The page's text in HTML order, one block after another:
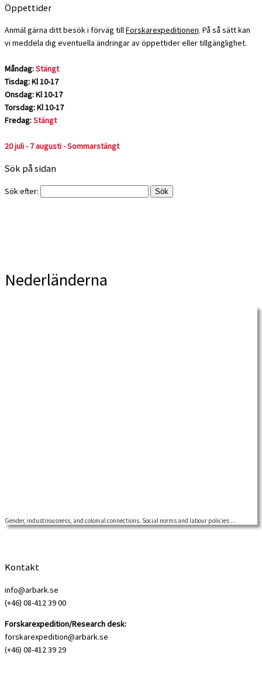
Öppettider
Anmäl gärna ditt besök i förväg tillForskarexpeditionen. På så sätt kan
vi meddela dig eventuella ändringar av öppettider eller tillgänglighet.
Måndag:Stängt
Tisdag: Kl 10-17
Onsdag: Kl 10-17
Torsdag: Kl 10-17
Fredag:Stängt
20 juli - 7 augusti - Sommarstängt
Sök på sidan
Sök efter:
Nederländerna
ARAB. Global arbetarhistoria. Seminarium med Elise van Nederveen Meerkerk,
Gender, industriousness, and colonial connections. Social norms and labour policies ...
Kontakt
info@arbark.se
(+46) 08-412 39 00
Forskarexpedition/Research desk:
forskarexpedition@arbark.se
(+46) 08-412 39 29